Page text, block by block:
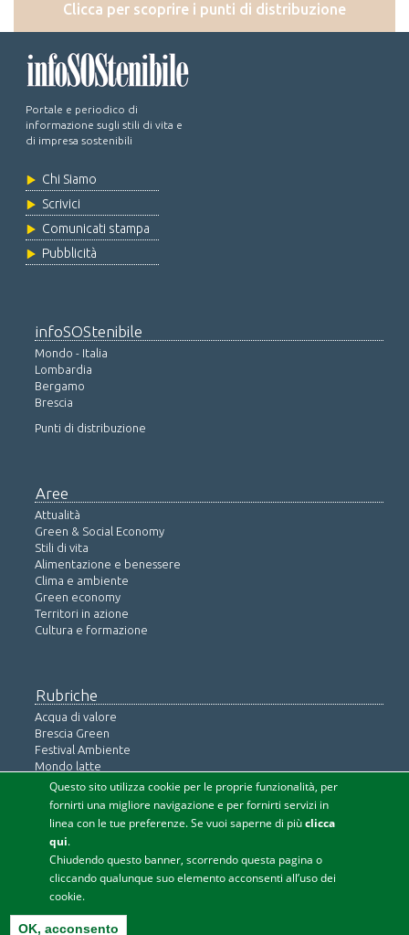
Clicca per scoprire i punti di distribuzione
Portale e periodico di
informazione sugli stili di vita e
di impresa sostenibili
Chi Siamo
Scrivici
Comunicati stampa
Pubblicità
infoSOStenibile
Mondo - Italia
Lombardia
Bergamo
Brescia
Punti di distribuzione
Aree
Attualità
Green & Social Economy
Stili di vita
Alimentazione e benessere
Clima e ambiente
Green economy
Territori in azione
Cultura e formazione
Rubriche
Acqua di valore
Brescia Green
Festival Ambiente
Mondo latte
Ringiovanimento naturale
Salute e prevenzione
Iscriviti alla newsletter
© COPYRIGHT 2015 tutti i diritti non espressamente concessi sono
riservati -Privacy policy
Questo sito utilizza cookie per le proprie funzionalità, per
fornirti una migliore navigazione e per fornirti servizi in
linea con le tue preferenze. Se vuoi saperne di piùclicca
qui.
Chiudendo questo banner, scorrendo questa pagina o
cliccando qualunque suo elemento acconsenti all’uso dei
cookie.
OK, acconsento